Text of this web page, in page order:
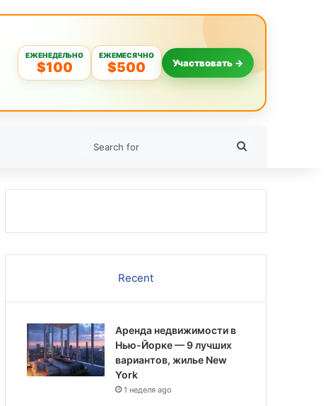
ЕЖЕНЕДЕЛЬНО
$100
ЕЖЕМЕСЯЧНО
$500 Участвовать →
Recent
Аренда недвижимости в
Нью-Йорке — 9 лучших
вариантов, жилье New
York
1 неделя ago